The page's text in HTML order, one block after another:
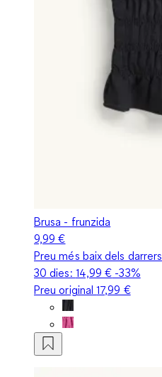
Brusa - frunzida
9,99 €
Preu més baix dels darrers
30 dies: 14,99 € -33%
Preu original17,99 €